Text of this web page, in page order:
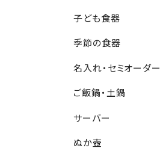
子ども食器
季節の食器
名入れ・セミオーダー
ご飯鍋・土鍋
サーバー
ぬか壺